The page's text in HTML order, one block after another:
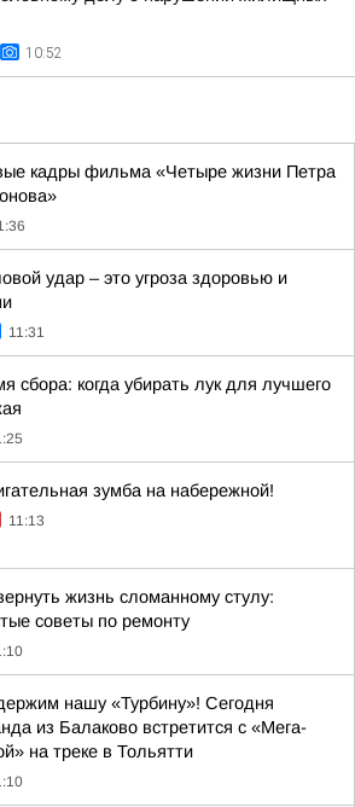
10:52
кадры фильма «Четыре жизни Петра
удар – это угроза здоровью и
11:31
сбора: когда убирать лук для лучшего
зумба на набережной!
11:13
жизнь сломанному стулу:
советы по ремонту
нашу «Турбину»! Сегодня
из Балаково встретится с «Мега-
на треке в Тольятти